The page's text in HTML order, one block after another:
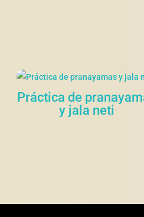
Práctica de
y jala neti